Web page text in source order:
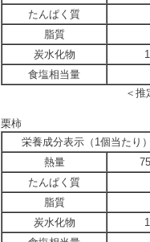
たんぱく質
脂質
炭水化物
食塩相当量
＜推
栗柿
栄養成分表示（1個当たり）
熱量
たんぱく質
脂質
炭水化物